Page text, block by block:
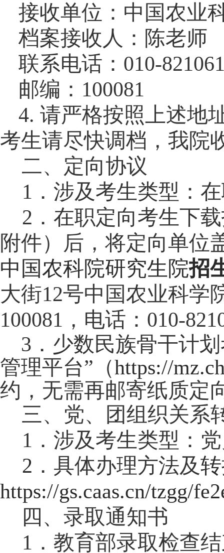
接收单位：中国农业
档案接收人： 陈老师
联系电话： 010-
邮编： 100081
4. 请严格按照上述地
考生请尽快调档，我院
二、定向协议
1．涉及考生类型：
2． 在职定向考生下
附件）后，将定向单位
中国农科院研究生院招
大街12号中国农业科学
100081，电话：010-
3．少数民族骨干计
管理平台”（https://
约，无需再邮寄纸质定
三、党、团组织关系
1．涉及考生类型：
2 ．具体办理方法及
https://gs.caas.cn/tzgg/
四 、录取通知书
1．教育部录取检查